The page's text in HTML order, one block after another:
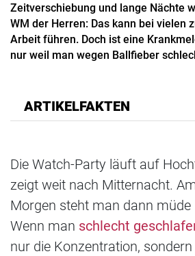
Zeitverschiebung und lange Nächte
WM der Herren: Das kann bei vielen
Arbeit führen. Doch ist eine
nur weil man wegen Ballfieber
ARTIKELFAKTEN
Die Watch-Party läuft auf
zeigt weit nach Mitternacht.
Morgen steht man dann müde
Wenn man schlecht
nur die Konzentration,